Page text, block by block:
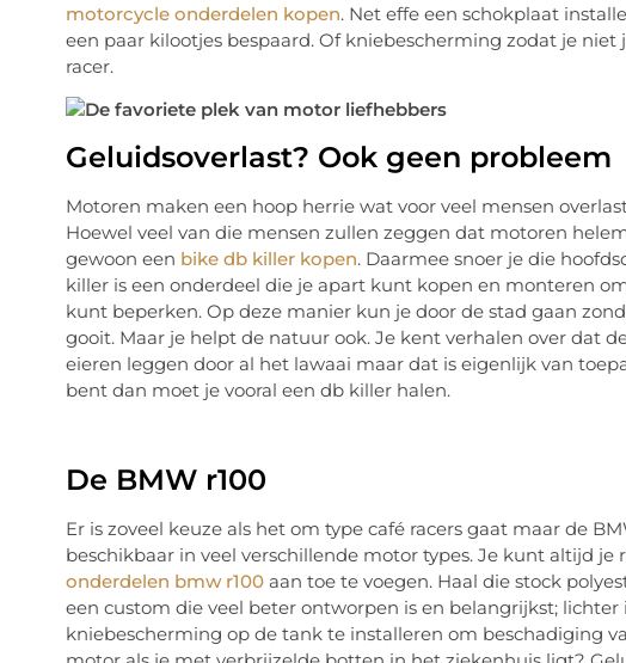
motorcycle onderdelen kopen. Net effe een schokplaat
een paar kilootjes bespaard. Of kniebescherming zodat je
racer.
Geluidsoverlast? Ook geen probleem
Motoren maken een hoop herrie wat voor veel mensen
Hoewel veel van die mensen zullen zeggen dat motoren
gewoon een bike db killer kopen. Daarmee snoer je die
killer is een onderdeel die je apart kunt kopen en monteren
kunt beperken. Op deze manier kun je door de stad gaan
gooit. Maar je helpt de natuur ook. Je kent verhalen over dat
eieren leggen door al het lawaai maar dat is eigenlijk van
bent dan moet je vooral een db killer halen.
De BMW r100
Er is zoveel keuze als het om type café racers gaat maar de
beschikbaar in veel verschillende motor types. Je kunt altijd je
onderdelen bmw r100aan toe te voegen. Haal die stock
een custom die veel beter ontworpen is en belangrijkst;
kniebescherming op de tank te installeren om beschadiging